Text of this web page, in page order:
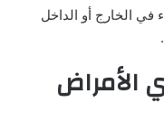
الخارج أو الداخل
الأمراض